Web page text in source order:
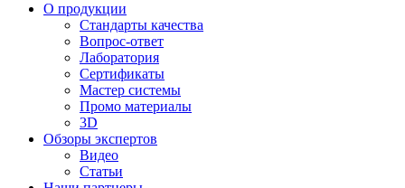
О продукции
Стандарты качества
Вопрос-ответ
Лаборатория
Сертификаты
Мастер системы
Промо материалы
3D
Обзоры экспертов
Видео
Статьи